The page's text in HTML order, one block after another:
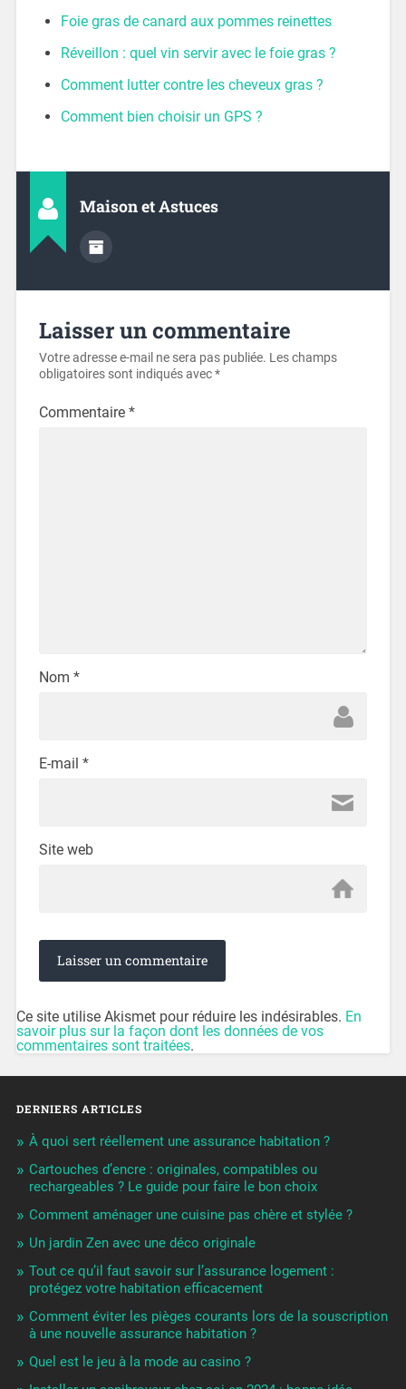
Foie gras de canard aux pommes reinettes
Réveillon : quel vin servir avec le foie gras ?
Comment lutter contre les cheveux gras ?
Comment bien choisir un GPS ?
Maison et Astuces
Laisser un commentaire
Votre adresse e-mail ne sera pas publiée. Les champs
obligatoires sont indiqués avec*
Commentaire *
Nom *
E-mail *
Site web
Ce site utilise Akismet pour réduire les indésirables. En
savoir plus sur la façon dont les données de vos
commentaires sont traitées.
DERNIERS ARTICLES
À quoi sert réellement une assurance habitation ?
Cartouches d’encre : originales, compatibles ou
rechargeables ? Le guide pour faire le bon choix
Comment aménager une cuisine pas chère et stylée ?
Un jardin Zen avec une déco originale
Tout ce qu’il faut savoir sur l’assurance logement :
protégez votre habitation efficacement
Comment éviter les pièges courants lors de la souscription
à une nouvelle assurance habitation ?
Quel est le jeu à la mode au casino ?